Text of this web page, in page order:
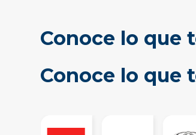
Conoce lo que
Conoce lo que